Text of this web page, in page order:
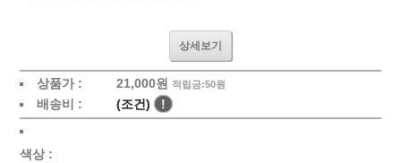
상세보기
상품가 : 21,000원 적립금:50원
배송비 : (조건) !
색상 :